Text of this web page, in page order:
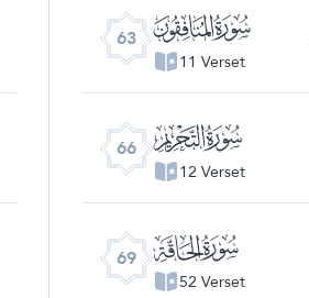
63 ﯬ
11 Verset
66 ﯯ
12 Verset
69 ﯲ
52 Verset